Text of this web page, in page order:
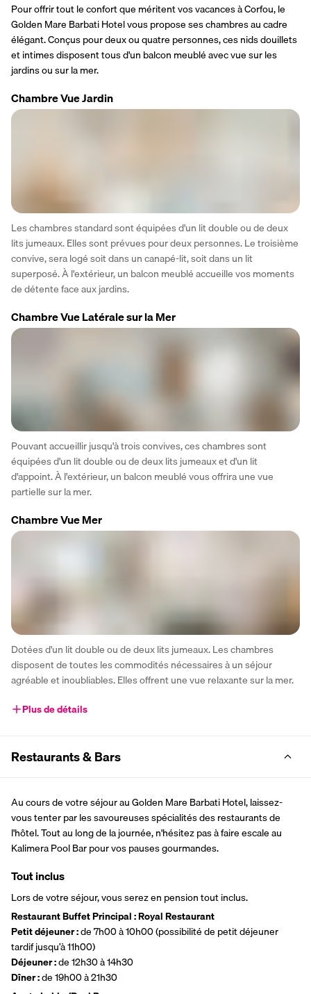
Pour offrir tout le confort que méritent vos vacances à Corfou, le
Golden Mare Barbati Hotel vous propose ses chambres au cadre
élégant. Conçus pour deux ou quatre personnes, ces nids douillets
et intimes disposent tous d'un balcon meublé avec vue sur les
jardins ou sur la mer.
Chambre Vue Jardin
Les chambres standard sont équipées d'un lit double ou de deux
lits jumeaux. Elles sont prévues pour deux personnes. Le troisième
convive, sera logé soit dans un canapé-lit, soit dans un lit
superposé. À l'extérieur, un balcon meublé accueille vos moments
de détente face aux jardins.
Chambre Vue Latérale sur la Mer
Pouvant accueillir jusqu'à trois convives, ces chambres sont
équipées d'un lit double ou de deux lits jumeaux et d'un lit
d'appoint. À l'extérieur, un balcon meublé vous offrira une vue
partielle sur la mer.
Chambre Vue Mer
Dotées d'un lit double ou de deux lits jumeaux. Les chambres
disposent de toutes les commodités nécessaires à un séjour
agréable et inoubliables. Elles offrent une vue relaxante sur la mer.
Plus de détails
Restaurants & Bars
Au cours de votre séjour au Golden Mare Barbati Hotel, laissez-
vous tenter par les savoureuses spécialités des restaurants de
l'hôtel. Tout au long de la journée, n'hésitez pas à faire escale au
Kalimera Pool Bar pour vos pauses gourmandes.
Tout inclus
Lors de votre séjour, vous serez en pension tout inclus.
Restaurant Buffet Principal : Royal Restaurant
Petit déjeuner : de 7h00 à 10h00 (possibilité de petit déjeuner
tardif jusqu’à 11h00)
Déjeuner : de 12h30 à 14h30
Dîner : de 19h00 à 21h30